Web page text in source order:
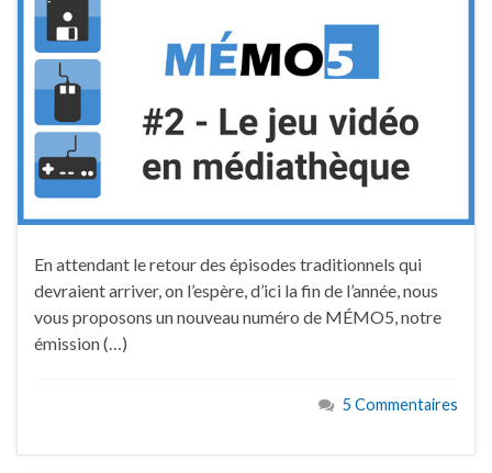
En attendant le retour des épisodes traditionnels qui
devraient arriver, on l’espère, d’ici la fin de l’année, nous
vous proposons un nouveau numéro de MÉMO5, notre
émission (…)
5 Commentaires